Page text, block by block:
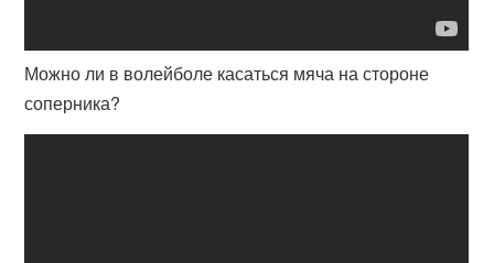
Можно ли в волейболе касаться мяча на стороне
соперника?